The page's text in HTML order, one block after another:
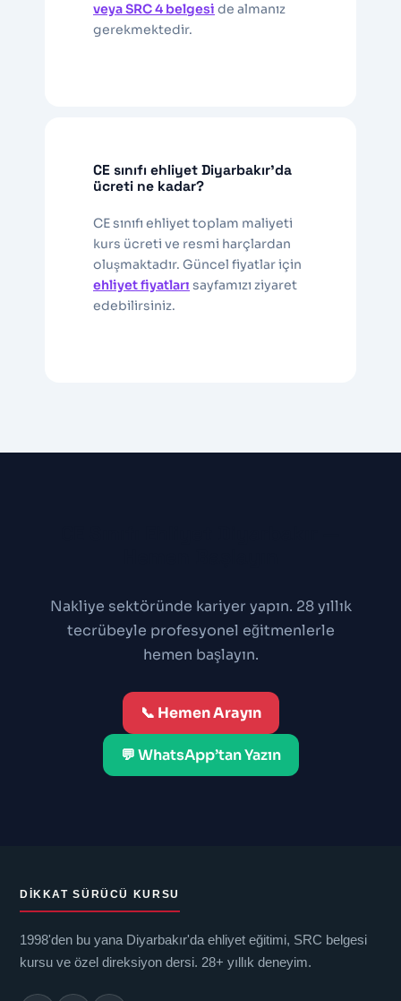
veya SRC 4 belgesi de almanız
gerekmektedir.
CE sınıfı ehliyet Diyarbakır’da
ücreti ne kadar?
CE sınıfı ehliyet toplam maliyeti
kurs ücreti ve resmi harçlardan
oluşmaktadır. Güncel fiyatlar için
ehliyet fiyatları sayfamızı ziyaret
edebilirsiniz.
Nakliye sektöründe kariyer yapın. 28 yıllık
tecrübeyle profesyonel eğitmenlerle
hemen başlayın.
📞 Hemen Arayın
💬 WhatsApp’tan Yazın
DIKKAT SÜRÜCÜ KURSU
1998'den bu yana Diyarbakır'da ehliyet eğitimi, SRC belgesi
kursu ve özel direksiyon dersi. 28+ yıllık deneyim.